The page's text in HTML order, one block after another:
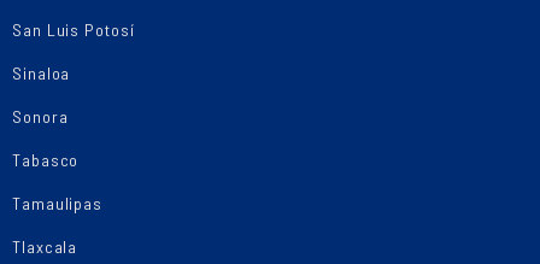
San Luis Potosí
Sinaloa
Sonora
Tabasco
Tamaulipas
Tlaxcala